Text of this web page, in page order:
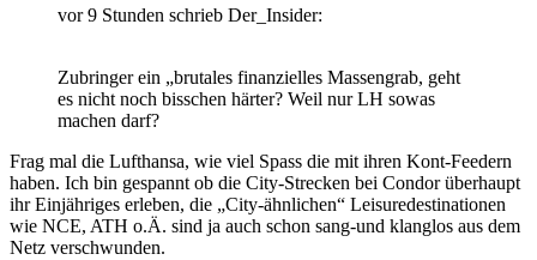
vor 9 Stunden schrieb Der_Insider:
Zubringer ein „brutales finanzielles Massengrab, geht
es nicht noch bisschen härter? Weil nur LH sowas
machen darf?
Frag mal die Lufthansa, wie viel Spass die mit ihren Kont-Feedern
haben. Ich bin gespannt ob die City-Strecken bei Condor überhaupt
ihr Einjähriges erleben, die „City-ähnlichen“ Leisuredestinationen
wie NCE, ATH o.Ä. sind ja auch schon sang-und klanglos aus dem
Netz verschwunden.